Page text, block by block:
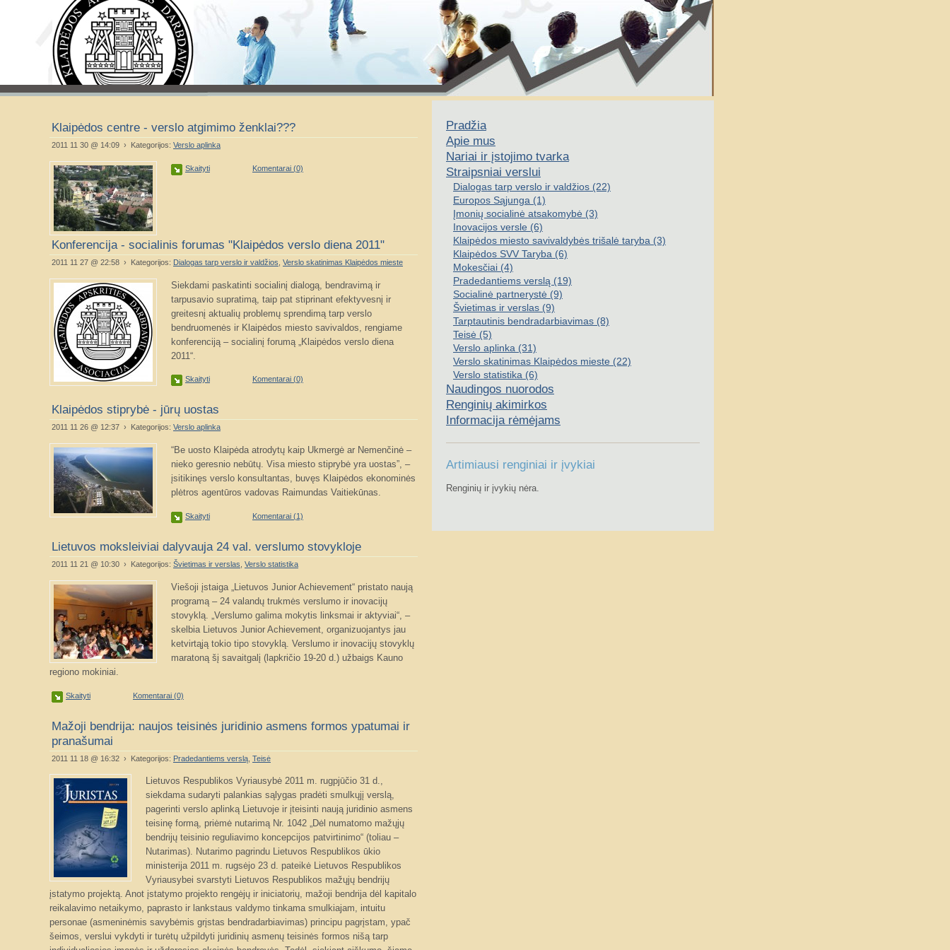
Klaipėdos centre - verslo atgimimo ženklai???
2011 11 30 @ 14:09 › Kategorijos: Verslo aplinka
Skaityti Komentarai (0)
Konferencija - socialinis forumas "Klaipėdos verslo diena 2011"
2011 11 27 @ 22:58 › Kategorijos: Dialogas tarp verslo ir valdžios Verslo skatinimas Klaipėdos mieste
Siekdami paskatinti socialinį dialogą, bendravimą ir
tarpusavio supratimą, taip pat stiprinant efektyvesnį ir
greitesnį aktualių problemų sprendimą tarp verslo
bendruomenės ir Klaipėdos miesto savivaldos, rengiame
konferenciją – socialinį forumą „Klaipėdos verslo diena
2011“.
Skaityti Komentarai (0)
Klaipėdos stiprybė - jūrų uostas
2011 11 26 @ 12:37 › Kategorijos: Verslo aplinka
“Be uosto Klaipėda atrodytų kaip Ukmergė ar Nemenčinė –
nieko geresnio nebūtų. Visa miesto stiprybė yra uostas”, –
įsitikinęs verslo konsultantas, buvęs Klaipėdos ekonominės
plėtros agentūros vadovas Raimundas Vaitiekūnas.
Skaityti Komentarai (1)
Lietuvos moksleiviai dalyvauja 24 val. verslumo stovykloje
2011 11 21 @ 10:30 › Kategorijos: Švietimas ir verslas Verslo statistika
Viešoji įstaiga „Lietuvos Junior Achievement“ pristato naują
programą – 24 valandų trukmės verslumo ir inovacijų
stovyklą. „Verslumo galima mokytis linksmai ir aktyviai“, –
skelbia Lietuvos Junior Achievement, organizuojantys jau
ketvirtąją tokio tipo stovyklą. Verslumo ir inovacijų stovyklų
maratoną šį savaitgalį (lapkričio 19-20 d.) užbaigs Kauno
regiono mokiniai.
Skaityti Komentarai (0)
Mažoji bendrija: naujos teisinės juridinio asmens formos ypatumai ir
pranašumai
2011 11 18 @ 16:32 › Kategorijos: Pradedantiems verslą Teisė
Lietuvos Respublikos Vyriausybė 2011 m. rugpjūčio 31 d.,
siekdama sudaryti palankias sąlygas pradėti smulkųjį verslą,
pagerinti verslo aplinką Lietuvoje ir įteisinti naują juridinio asmens
teisinę formą, priėmė nutarimą Nr. 1042 „Dėl numatomo mažųjų
bendrijų teisinio reguliavimo koncepcijos patvirtinimo“ (toliau –
Nutarimas). Nutarimo pagrindu Lietuvos Respublikos ūkio
ministerija 2011 m. rugsėjo 23 d. pateikė Lietuvos Respublikos
Vyriausybei svarstyti Lietuvos Respublikos mažųjų bendrijų
įstatymo projektą. Anot įstatymo projekto rengėjų ir iniciatorių, mažoji bendrija dėl kapitalo
reikalavimo netaikymo, paprasto ir lankstaus valdymo tinkama smulkiajam, intuitu
personae (asmeninėmis savybėmis grįstas bendradarbiavimas) principu pagrįstam, ypač
šeimos, verslui vykdyti ir turėtų užpildyti juridinių asmenų teisinės formos nišą tarp
Pradžia
Apie mus
Nariai ir įstojimo tvarka
Straipsniai verslui
Dialogas tarp verslo ir valdžios (22)
Europos Sąjunga (1)
Įmonių socialinė atsakomybė (3)
Inovacijos versle (6)
Klaipėdos miesto savivaldybės trišalė taryba (3)
Klaipėdos SVV Taryba (6)
Mokesčiai (4)
Pradedantiems verslą (19)
Socialinė partnerystė (9)
Švietimas ir verslas (9)
Tarptautinis bendradarbiavimas (8)
Teisė (5)
Verslo aplinka (31)
Verslo skatinimas Klaipėdos mieste (22)
Verslo statistika (6)
Naudingos nuorodos
Renginių akimirkos
Informacija rėmėjams
Artimiausi renginiai ir įvykiai
Renginių ir įvykių nėra.